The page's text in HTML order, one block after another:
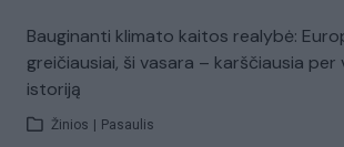
Bauginanti klimato kaitos realybė:
greičiausiai, ši vasara – karščiausia per
istoriją
Žinios Pasaulis